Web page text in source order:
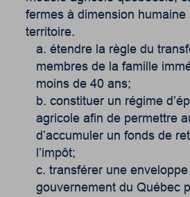
fermes à dimension
territoire.
étendre la règle du
membres de la famille
moins de 40 ans;
constituer un régime
agricole afin de permettre
d’accumuler un fonds de
l’impôt;
transférer une
gouvernement du Québec